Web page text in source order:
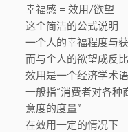
幸福感 = 效用/欲望
这个简洁的公式说明
一个人的幸福程度与
而与个人的欲望成反比
效用是一个经济学术语
一般指“消费者对各种
意度的度量”
在效用一定的情况下